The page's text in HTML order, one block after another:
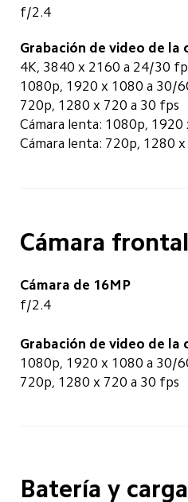
f/2.4
Grabación de video de la
4K, 3840 x 2160 a 24/30
1080p, 1920 x 1080 a 30/
720p, 1280 x 720 a 30 fps
Cámara lenta: 1080p,
Cámara lenta: 720p, 1280
Cámara frontal
Cámara de 16MP
f/2.4
Grabación de video de la
1080p, 1920 x 1080 a 30/
720p, 1280 x 720 a 30 fps
Batería y carga